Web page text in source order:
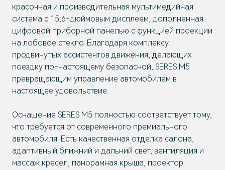
красочная и производительная мультимедийная
система с 15,6-дюймовым дисплеем, дополненная
цифровой приборной панелью с функцией проекции
на лобовое стекло. Благодаря комплексу
продвинутых ассистентов движения, делающих
поездку по-настоящему безопасной, SERES M5
превращающим управление автомобилем в
настоящее удовольствие.
Оснащение SERES М5 полностью соответствует тому,
что требуется от современного премиального
автомобиля. Есть качественная отделка салона,
адаптивный ближний и дальний свет, вентиляция и
массаж кресел, панорамная крыша, проектор